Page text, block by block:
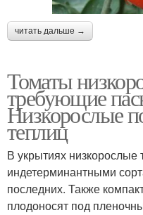
читать дальше →
Томаты
требующие
Низкорослые
теплиц
В укрытиях
индетерминантными
последних. Также
плодоносят под